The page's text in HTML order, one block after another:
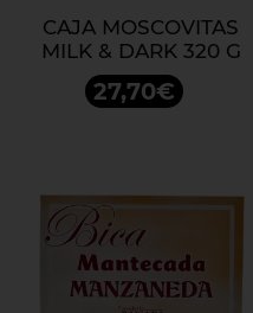
CAJA MOSCOVITAS
MILK & DARK 320 G
27,70€